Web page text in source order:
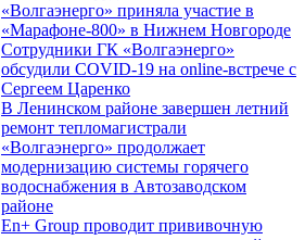
«Волгаэнерго» приняла участие в
«Марафоне-800» в Нижнем Новгороде
Сотрудники ГК «Волгаэнерго»
обсудили COVID-19 на online-встрече с
Сергеем Царенко
В Ленинском районе завершен летний
ремонт тепломагистрали
«Волгаэнерго» продолжает
модернизацию системы горячего
водоснабжения в Автозаводском
районе
En+ Group проводит прививочную